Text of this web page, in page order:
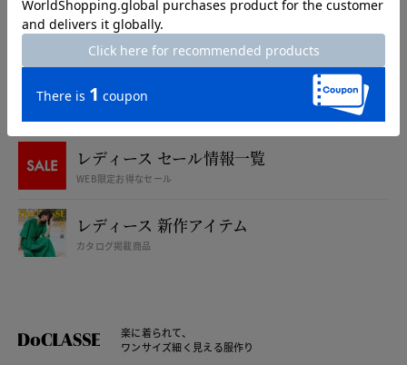
特集一覧
レディース セール情報一覧
WEB限定お得なセール
レディース 新作アイテム
カタログ掲載商品
楽に着られて、
ワンサイズ細く見える服作り